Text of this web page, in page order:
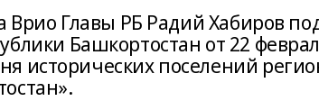
Врио Главы РБ Радий Хабиров
Башкортостан от 22
исторических поселений